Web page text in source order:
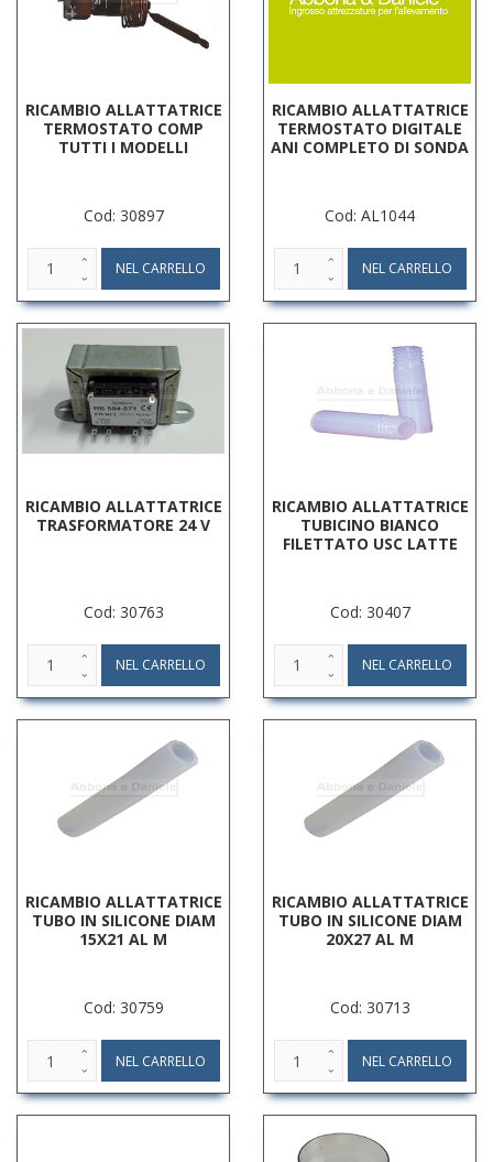
RICAMBIO ALLATTATRICE
TERMOSTATO COMP
TUTTI I MODELLI
Cod: 30897
RICAMBIO ALLATTATRICE
TERMOSTATO DIGITALE
ANI COMPLETO DI SONDA
Cod: AL1044
RICAMBIO ALLATTATRICE
TRASFORMATORE 24 V
Cod: 30763
RICAMBIO ALLATTATRICE
TUBICINO BIANCO
FILETTATO USC LATTE
Cod: 30407
RICAMBIO ALLATTATRICE
TUBO IN SILICONE DIAM
15X21 AL M
Cod: 30759
RICAMBIO ALLATTATRICE
TUBO IN SILICONE DIAM
20X27 AL M
Cod: 30713